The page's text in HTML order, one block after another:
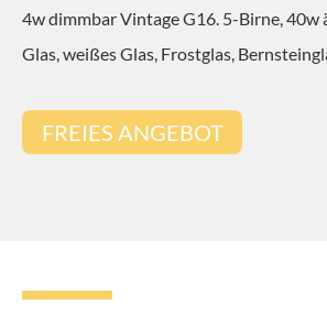
4w dimmbar Vintage G16. 5-Birne, 40w
Glas, weißes Glas, Frostglas,
FREIES ANGEBOT